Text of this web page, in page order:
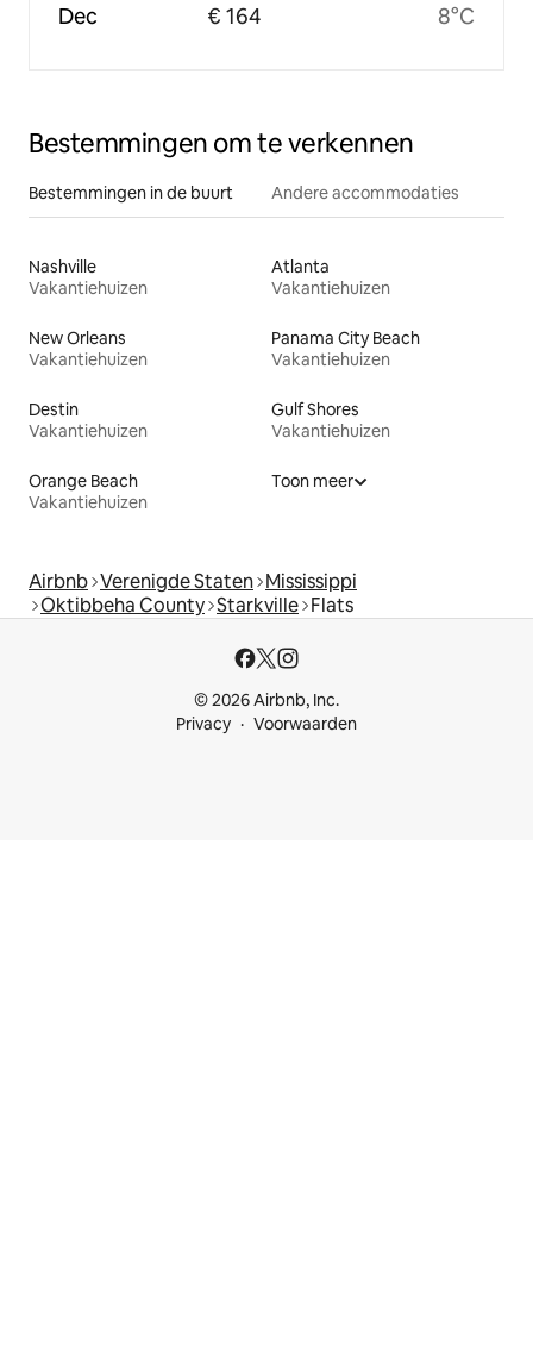
Dec € 164 8°C
Bestemmingen om te verkennen
Bestemmingen in de buurt Andere accommodaties
Nashville
Vakantiehuizen
Atlanta
Vakantiehuizen
New Orleans
Vakantiehuizen
Panama City Beach
Vakantiehuizen
Destin
Vakantiehuizen
Gulf Shores
Vakantiehuizen
Orange Beach
Vakantiehuizen
Toon meer
Airbnb Verenigde Staten Mississippi
Oktibbeha County Starkville Flats
© 2026 Airbnb, Inc.
Privacy
Voorwaarden